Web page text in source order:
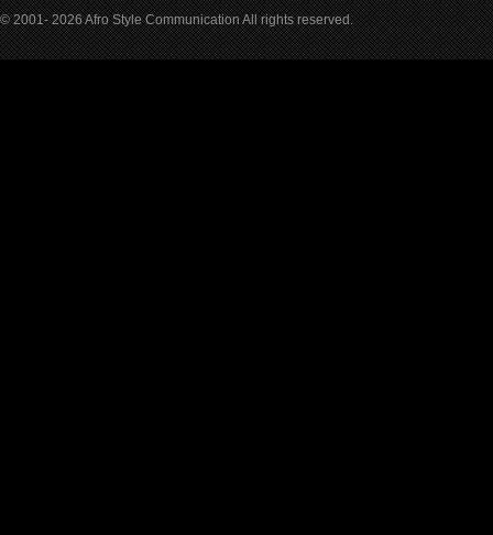
© 2001- 2026 Afro Style Communication All rights reserved.